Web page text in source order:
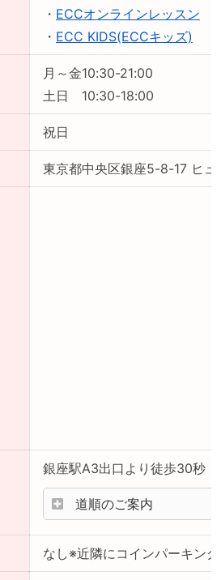
・ ECCオンラインレッスン
・ ECC KIDS(ECCキッズ)
月～金10:30-21:00
土日 10:30-18:00
祝日
東京都中央区銀座5-8-17 ヒ
銀座駅A3出口より徒歩30秒
道順のご案内
なし※近隣にコインパーキン